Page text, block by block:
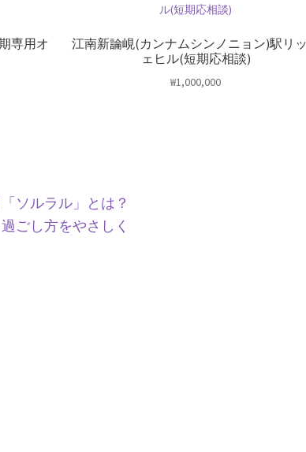
専用オ
江南新論峴(カンナムシンノニョン)駅リ
ェヒル(短期応相談)
₩1,000,000
ソルラル」とは？
ごし方をやさしく